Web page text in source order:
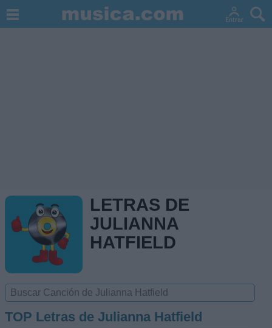
LETRAS DE
JULIANNA
HATFIELD
TOP Letras de Julianna Hatfield